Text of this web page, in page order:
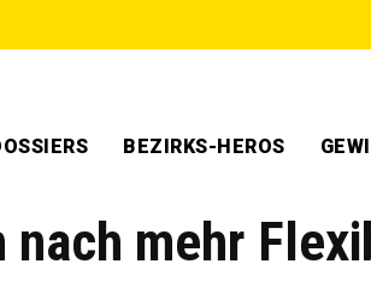
BEZIRKS-HEROS
mehr